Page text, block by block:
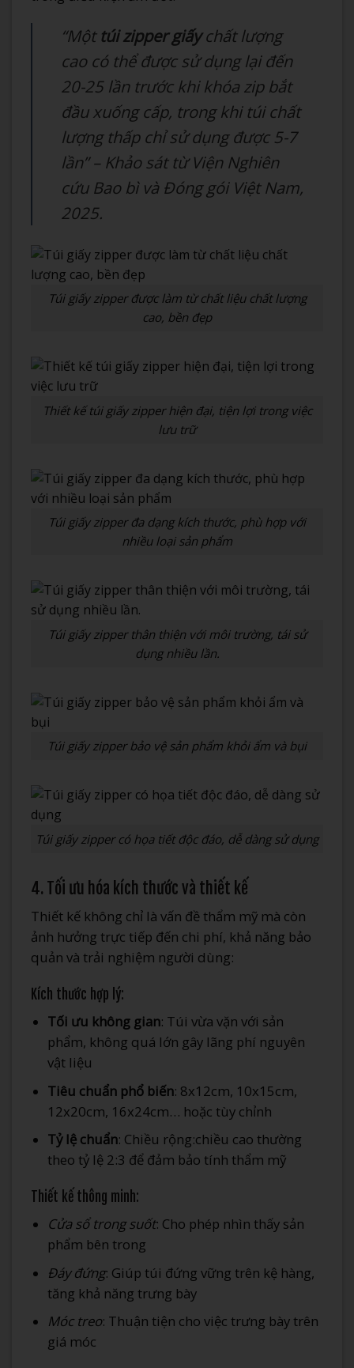
“Một túi zipper giấychất lượng
cao có thể được sử dụng lại đến
20-25 lần trước khi khóa zip bắt
đầu xuống cấp, trong khi túi chất
lượng thấp chỉ sử dụng được 5-7
lần” – Khảo sát từ Viện Nghiên
cứu Bao bì và Đóng gói Việt Nam,
2025.
Túi giấy zipper được làm từ chất liệu chất lượng
cao, bền đẹp
Thiết kế túi giấy zipper hiện đại, tiện lợi trong việc
lưu trữ
Túi giấy zipper đa dạng kích thước, phù hợp với
nhiều loại sản phẩm
Túi giấy zipper thân thiện với môi trường, tái sử
dụng nhiều lần.
Túi giấy zipper bảo vệ sản phẩm khỏi ẩm và bụi
Túi giấy zipper có họa tiết độc đáo, dễ dàng sử dụng
4. Tối ưu hóa kích thước và thiết kế
Thiết kế không chỉ là vấn đề thẩm mỹ mà còn
ảnh hưởng trực tiếp đến chi phí, khả năng bảo
quản và trải nghiệm người dùng:
Kích thước hợp lý:
Tối ưu không gian: Túi vừa vặn với sản
phẩm, không quá lớn gây lãng phí nguyên
vật liệu
Tiêu chuẩn phổ biến: 8x12cm, 10x15cm,
12x20cm, 16x24cm… hoặc tùy chỉnh
Tỷ lệ chuẩn: Chiều rộng:chiều cao thường
theo tỷ lệ 2:3 để đảm bảo tính thẩm mỹ
Thiết kế thông minh:
Cửa sổ trong suốt: Cho phép nhìn thấy sản
phẩm bên trong
Đáy đứng: Giúp túi đứng vững trên kệ hàng,
tăng khả năng trưng bày
Móc treo: Thuận tiện cho việc trưng bày trên
giá móc